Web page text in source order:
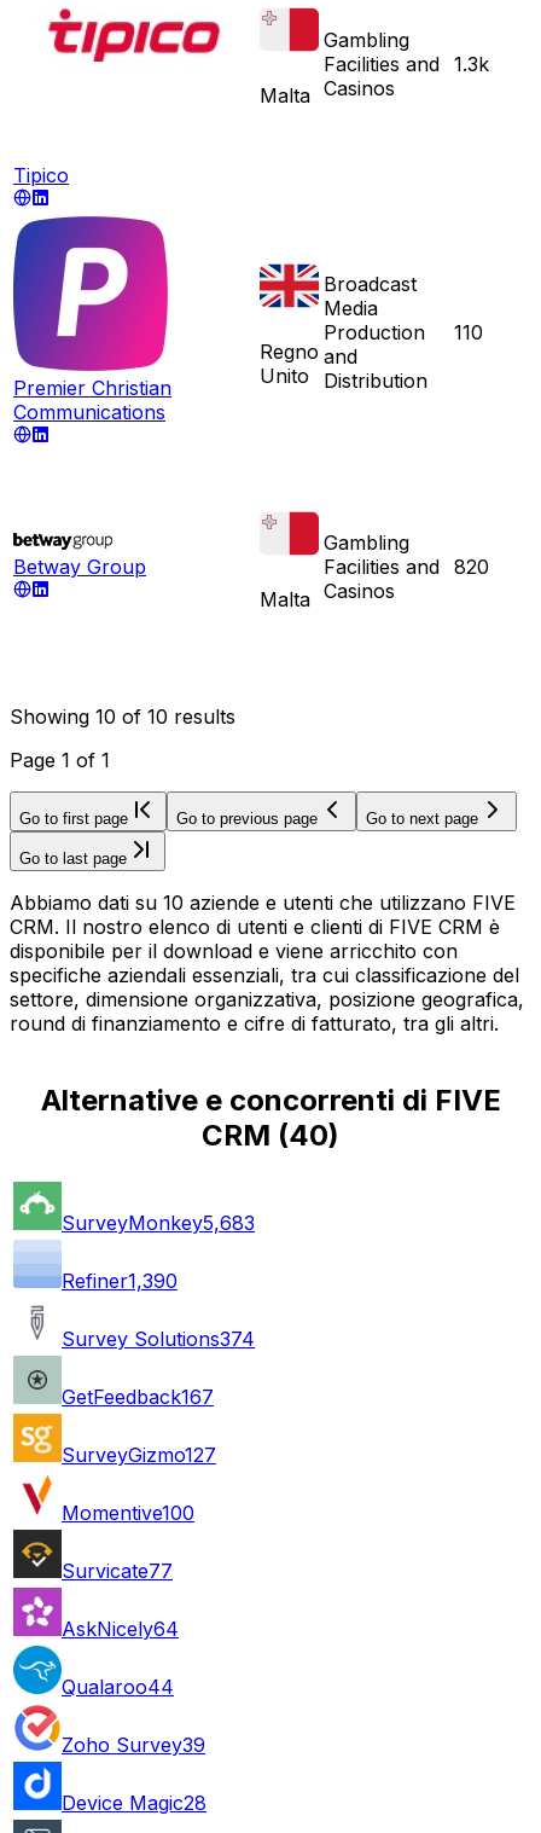
Tipico
Malta
Gambling
Facilities and
Casinos
1.3k
Premier Christian
Communications
Regno
Unito
Broadcast
Media
Production
and
Distribution
110
Betway Group
Malta
Gambling
Facilities and
Casinos
820
Showing 10 of 10 results
Page 1 of 1
Go to first page Go to previous page Go to next page
Go to last page
Abbiamo dati su 10 aziende e utenti che utilizzano FIVE
CRM. Il nostro elenco di utenti e clienti di FIVE CRM è
disponibile per il download e viene arricchito con
specifiche aziendali essenziali, tra cui classificazione del
settore, dimensione organizzativa, posizione geografica,
round di finanziamento e cifre di fatturato, tra gli altri.
Alternative e concorrenti di FIVE
CRM (40)
SurveyMonkey5,683
Refiner1,390
Survey Solutions374
GetFeedback167
SurveyGizmo127
Momentive100
Survicate77
AskNicely64
Qualaroo44
Zoho Survey39
Device Magic28